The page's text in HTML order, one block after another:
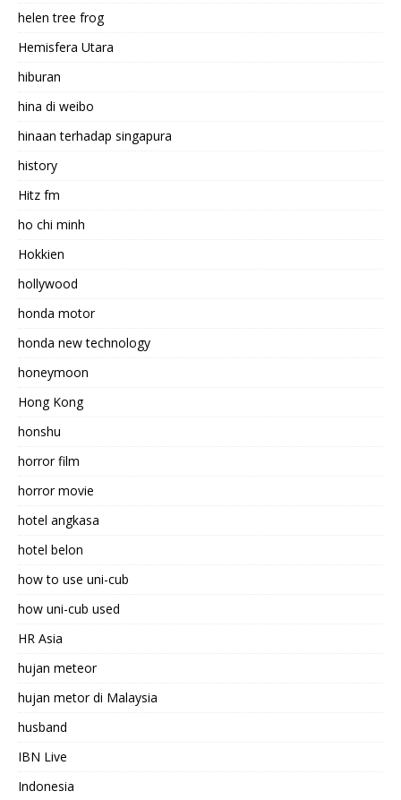
helen tree frog
Hemisfera Utara
hiburan
hina di weibo
hinaan terhadap singapura
history
Hitz fm
ho chi minh
Hokkien
hollywood
honda motor
honda new technology
honeymoon
Hong Kong
honshu
horror film
horror movie
hotel angkasa
hotel belon
how to use uni-cub
how uni-cub used
HR Asia
hujan meteor
hujan metor di Malaysia
husband
IBN Live
Indonesia